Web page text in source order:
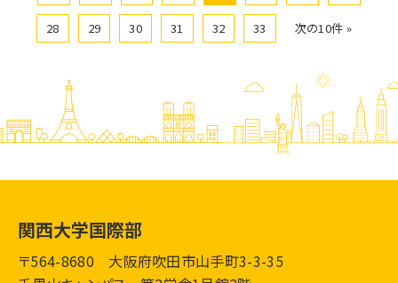
28 29 30 31 32 33 次の10件 »
関西大学国際部
〒564-8680 大阪府吹田市山手町3-3-35